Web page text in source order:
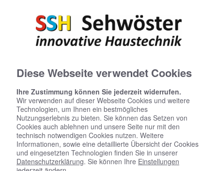
Startseite»Bad»Badinspiration & Musterbäder» Luxus-Bad 15,9 ㎡
Diese Webseite verwendet Cookies
Ihre Zustimmung können Sie jederzeit widerrufen.
Wir verwenden auf dieser Webseite Cookies und weitere
Technologien, um Ihnen ein bestmögliches
Nutzungserlebnis zu bieten. Sie können das Setzen von
Cookies auch ablehnen und unsere Seite nur mit den
technisch notwendigen Cookies nutzen. Weitere
Informationen, sowie eine detaillierte Übersicht der Cookies
und eingesetzten Technologien finden Sie in unserer
Datenschutzerklärung. Sie können Ihre Einstellungen